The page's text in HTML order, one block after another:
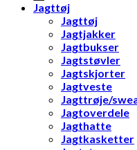
Jagttøj
Jagttøj
Jagtjakker
Jagtbukser
Jagtstøvler
Jagtskjorter
Jagtveste
Jagttrøje/
Jagtoverdele
Jagthatte
Jagtkasketter